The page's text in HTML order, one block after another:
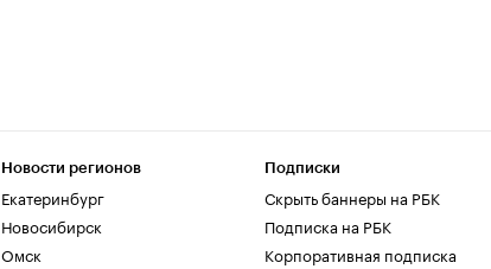
Новости регионов
Екатеринбург
Новосибирск
Омск
Подписки
Скрыть баннеры на РБК
Подписка на РБК
Корпоративная подписка